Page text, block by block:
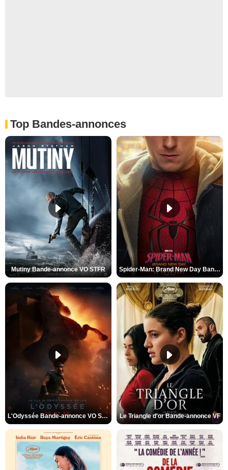
Top Bandes-annonces
Mutiny Bande-annonce VO STFR Spider-Man: Brand New Day Bande-annonce VO STFR
L'Odyssée Bande-annonce VO STFR Le Triangle d'or Bande-annonce VF